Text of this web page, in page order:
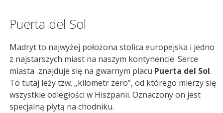
Puerta del Sol
Madryt to najwyżej położona stolica europejska i jedno
z najstarszych miast na naszym kontynencie. Serce
miasta znajduje się na gwarnym placu Puerta del Sol.
To tutaj leży tzw. „kilometr zero”, od którego mierzy się
wszystkie odległości w Hiszpanii. Oznaczony on jest
specjalną płytą na chodniku.